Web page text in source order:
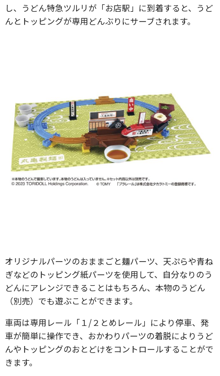
し、うどん特急ツルリが「お店駅」に到着すると、うど
んとトッピングが専用どんぶりにサーブされます。
オリジナルパーツのおままごと麺パーツ、天ぷらや青ね
ぎなどのトッピング紙パーツを使用して、自分なりのう
どんにアレンジできることはもちろん、本物のうどん
（別売）でも遊ぶことができます。
車両は専用レール「１/２とめレール」により停車、発
車が簡単に操作でき、おかわりパーツの着脱によりうど
んやトッピングのおとどけをコントロールすることがで
きます。